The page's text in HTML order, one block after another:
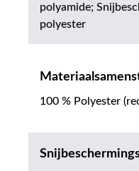
polyamide;
polyester
100 % Polyester